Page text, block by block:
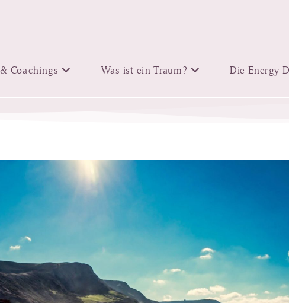
Coachings Was ist ein Traum? Die Energy